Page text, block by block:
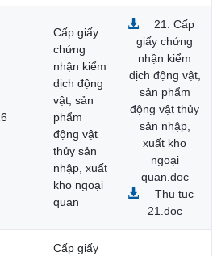
Cấp giấy
chứng
nhận kiểm
dịch động
vật, sản
phẩm
động vật
thủy sản
nhập, xuất
kho ngoại
quan
21. Cấp
giấy chứng
nhận kiểm
dịch động vật,
sản phẩm
động vật thủy
sản nhập,
xuất kho
ngoại
quan.doc
Thu tuc
21.doc
Cấp giấy